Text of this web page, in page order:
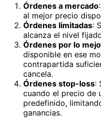
Órdenes a mercado
al mejor precio
Órdenes limitadas:
alcanza el nivel
Órdenes por lo
disponible en ese
contrapartida
cancela.
Órdenes stop-loss:
cuando el precio de
predefinido,
ganancias.